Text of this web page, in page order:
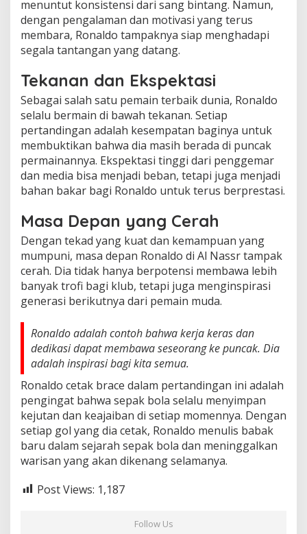
menuntut konsistensi dari sang bintang. Namun,
dengan pengalaman dan motivasi yang terus
membara, Ronaldo tampaknya siap menghadapi
segala tantangan yang datang.
Tekanan dan Ekspektasi
Sebagai salah satu pemain terbaik dunia, Ronaldo
selalu bermain di bawah tekanan. Setiap
pertandingan adalah kesempatan baginya untuk
membuktikan bahwa dia masih berada di puncak
permainannya. Ekspektasi tinggi dari penggemar
dan media bisa menjadi beban, tetapi juga menjadi
bahan bakar bagi Ronaldo untuk terus berprestasi.
Masa Depan yang Cerah
Dengan tekad yang kuat dan kemampuan yang
mumpuni, masa depan Ronaldo di Al Nassr tampak
cerah. Dia tidak hanya berpotensi membawa lebih
banyak trofi bagi klub, tetapi juga menginspirasi
generasi berikutnya dari pemain muda.
Ronaldo adalah contoh bahwa kerja keras dan
dedikasi dapat membawa seseorang ke puncak. Dia
adalah inspirasi bagi kita semua.
Ronaldo cetak brace dalam pertandingan ini adalah
pengingat bahwa sepak bola selalu menyimpan
kejutan dan keajaiban di setiap momennya. Dengan
setiap gol yang dia cetak, Ronaldo menulis babak
baru dalam sejarah sepak bola dan meninggalkan
warisan yang akan dikenang selamanya.
Post Views: 1,187
Follow Us